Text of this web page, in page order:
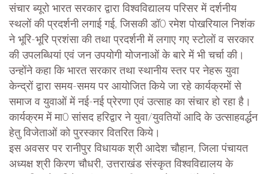
संचार ब्यूरो भारत सरकार द्वारा विश्वविद्यालय परिसर में दर्शनीय
स्थलों की प्रदर्शनी लगाई गई, जिसकी डॉ0 रमेश पोखरियाल निशंक
ने भूरि-भूरि प्रशंसा की तथा प्रदर्शनी में लगाए गए स्टोलों व सरकार
की उपलब्धियां एवं जन उपयोगी योजनाओं के बारे में भी चर्चा की।
उन्होंने कहा कि भारत सरकार तथा स्थानीय स्तर पर नेहरू युवा
केन्द्रों द्वारा समय-समय पर आयोजित किये जा रहे कार्यक्रमों से
समाज व युवाओं में नई-नई प्रेरणा एवं उत्साह का संचार हो रहा है।
कार्यक्रम में मा0 सांसद हरिद्वार ने युवा/युवतियों आदि के उत्साहवर्द्धन
हेतु विजेताओं को पुरस्कार वितरित किये।
इस अवसर पर रानीपुर विधायक श्री आदेश चौहान, जिला पंचायत
अध्यक्ष श्री किरण चौधरी, उत्तराखंड संस्कृत विश्वविद्यालय के